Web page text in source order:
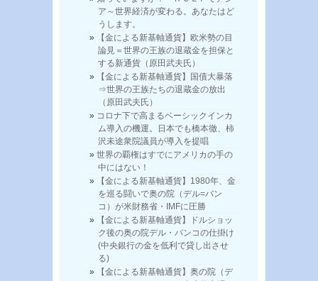
ア～世界経済が変わる。あなたはど
うします。
【金による新基軸通貨】欧米勢の目
論見＝世界の王族の退蔵金を担保と
する新通貨（原田武夫氏）
【金による新基軸通貨】国債大暴落
⇒世界の王族たちの退蔵金の放出
（原田武夫氏）
コロナ下で高まるベーシックインカ
ム導入の機運。日本でも橋本徹、柿
沢未途衆院議員が導入を提唱
世界の覇権はすでにアメリカの手の
中にはない！
【金による新基軸通貨】1980年、金
を巡る闘いで奥の院（デル=バン
コ）が米財務省・IMFに圧勝
【金による新基軸通貨】ドルショッ
ク後の奥の院デル・バンコの仕掛け
(中央銀行の金を低利で貸し出させ
る)
【金による新基軸通貨】奥の院（デ